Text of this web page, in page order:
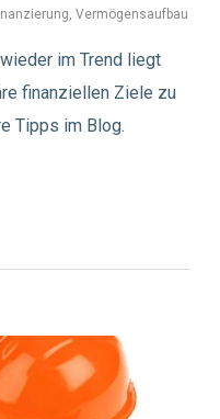
Vermögensaufbau
im Trend liegt
finanziellen Ziele zu
Tipps im Blog.